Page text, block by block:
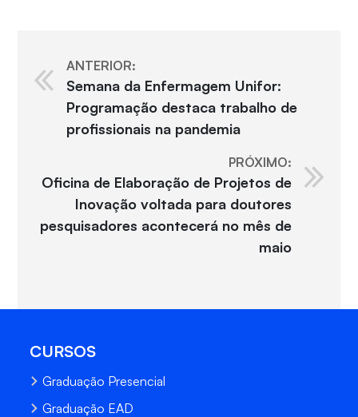
ANTERIOR:
Semana da Enfermagem Unifor:
Programação destaca trabalho de
profissionais na pandemia
PRÓXIMO:
Oficina de Elaboração de Projetos de
Inovação voltada para doutores
pesquisadores acontecerá no mês de
maio
CURSOS
Graduação Presencial
Graduação EAD